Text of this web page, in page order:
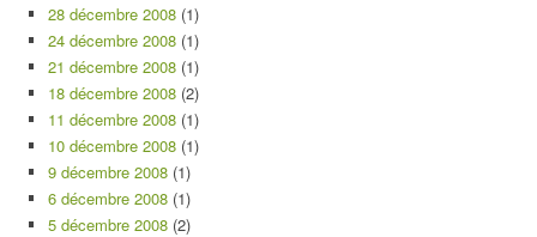
28 décembre 2008 (1)
24 décembre 2008 (1)
21 décembre 2008 (1)
18 décembre 2008 (2)
11 décembre 2008 (1)
10 décembre 2008 (1)
9 décembre 2008 (1)
6 décembre 2008 (1)
5 décembre 2008 (2)